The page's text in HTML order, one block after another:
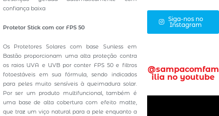
Protetor Stick com cor FPS 50
Os Protetores Solares com base Sunless em
Bastão proporcionam uma alta proteção contra
os raios UVA e UVB por conter FPS 50 e filtros
fotoestáveis em sua fórmula, sendo indicados
para peles muito sensíveis à queimadura solar.
Por ser um produto multifuncional, também é
uma base de alta cobertura com efeito matte,
que traz um viço natural para a pele enquanto a
Siga-nos no
Instagram
@sampacomfam
ilia no youtube